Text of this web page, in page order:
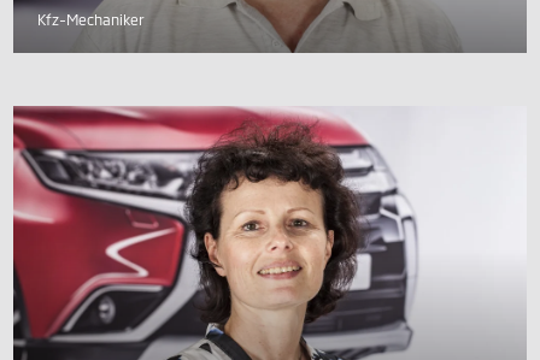
Kfz-Mechaniker